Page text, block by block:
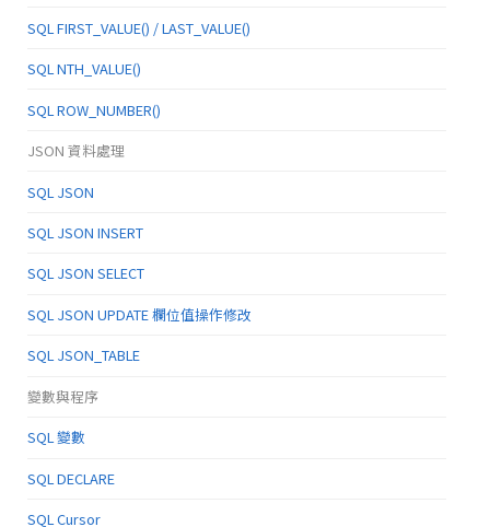
SQL FIRST_VALUE() / LAST_VALUE()
SQL NTH_VALUE()
SQL ROW_NUMBER()
JSON 資料處理
SQL JSON
SQL JSON INSERT
SQL JSON SELECT
SQL JSON UPDATE 欄位值操作修改
SQL JSON_TABLE
變數與程序
SQL 變數
SQL DECLARE
SQL Cursor